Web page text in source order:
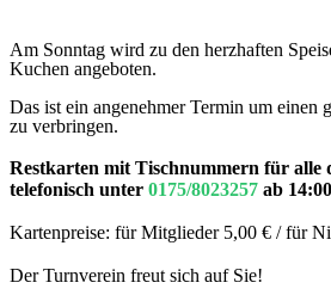
Am Sonntag wird zu den herzhaften
Kuchen angeboten.
Das ist ein angenehmer Termin um einen
zu verbringen.
Restkarten mit Tischnummern für alle
telefonisch unter 0175/8023257 ab
Kartenpreise: für Mitglieder 5,00 € / für
Der Turnverein freut sich auf Sie!